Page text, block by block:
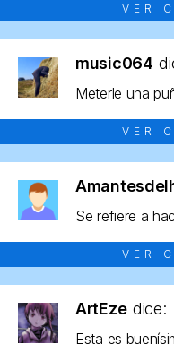
VER
music064
Meterle una
VER
Se refiere a
VER
ArtEze dice:
Esta es